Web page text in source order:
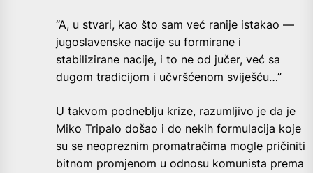
“A, u stvari, kao što sam već ranije istakao —
jugoslavenske nacije su formirane i
stabilizirane nacije, i to ne od jučer, već sa
dugom tradicijom i učvršćenom sviješću…”
U takvom podneblju krize, razumljivo je da je
Miko Tripalo došao i do nekih formulacija koje
su se neopreznim promatračima mogle pričiniti
bitnom promjenom u odnosu komunista prema